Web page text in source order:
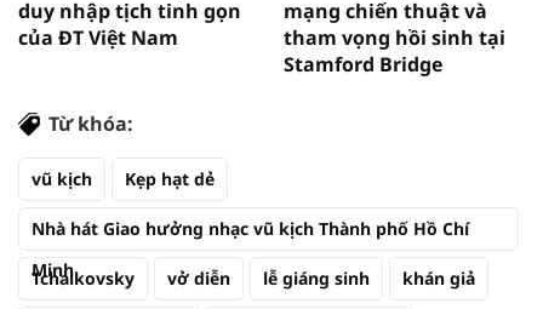
duy nhập tịch tinh gọn
của ĐT Việt Nam
mạng chiến thuật và
tham vọng hồi sinh tại
Stamford Bridge
Từ khóa:
vũ kịch Kẹp hạt dẻ
Nhà hát Giao hưởng nhạc vũ kịch Thành phố Hồ Chí
Minh
Tchaikovsky vở diễn lễ giáng sinh khán giả